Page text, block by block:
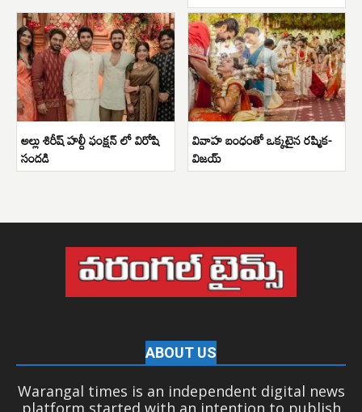
అల్లు శిరీష్ హల్దీ ఫంక్షన్ లో విరోషి
సందడి
వివాహ బంధంతో ఒక్కటైన రష్మిక-
విజయ్
ABOUT US
Warangal times is an independent digital news
platform started with an intention to publish